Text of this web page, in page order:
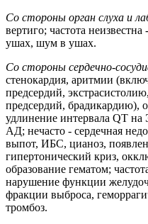
Со стороны орган слуха и
вертиго; частота
ушах, шум в ушах.
Со стороны сердечно-
стенокардия, аритмии
предсердий,
предсердий, брадикардию),
удлинение интервала QT
АД; нечасто - сердечная
выпот, ИБС, цианоз,
гипертонический криз,
образование гематом;
нарушение функции
фракции выброса,
тромбоз.